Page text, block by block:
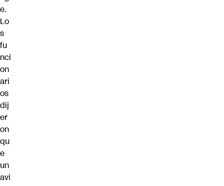
e.
Lo
s
fu
nci
on
ari
os
dij
er
on
qu
e
un
avi